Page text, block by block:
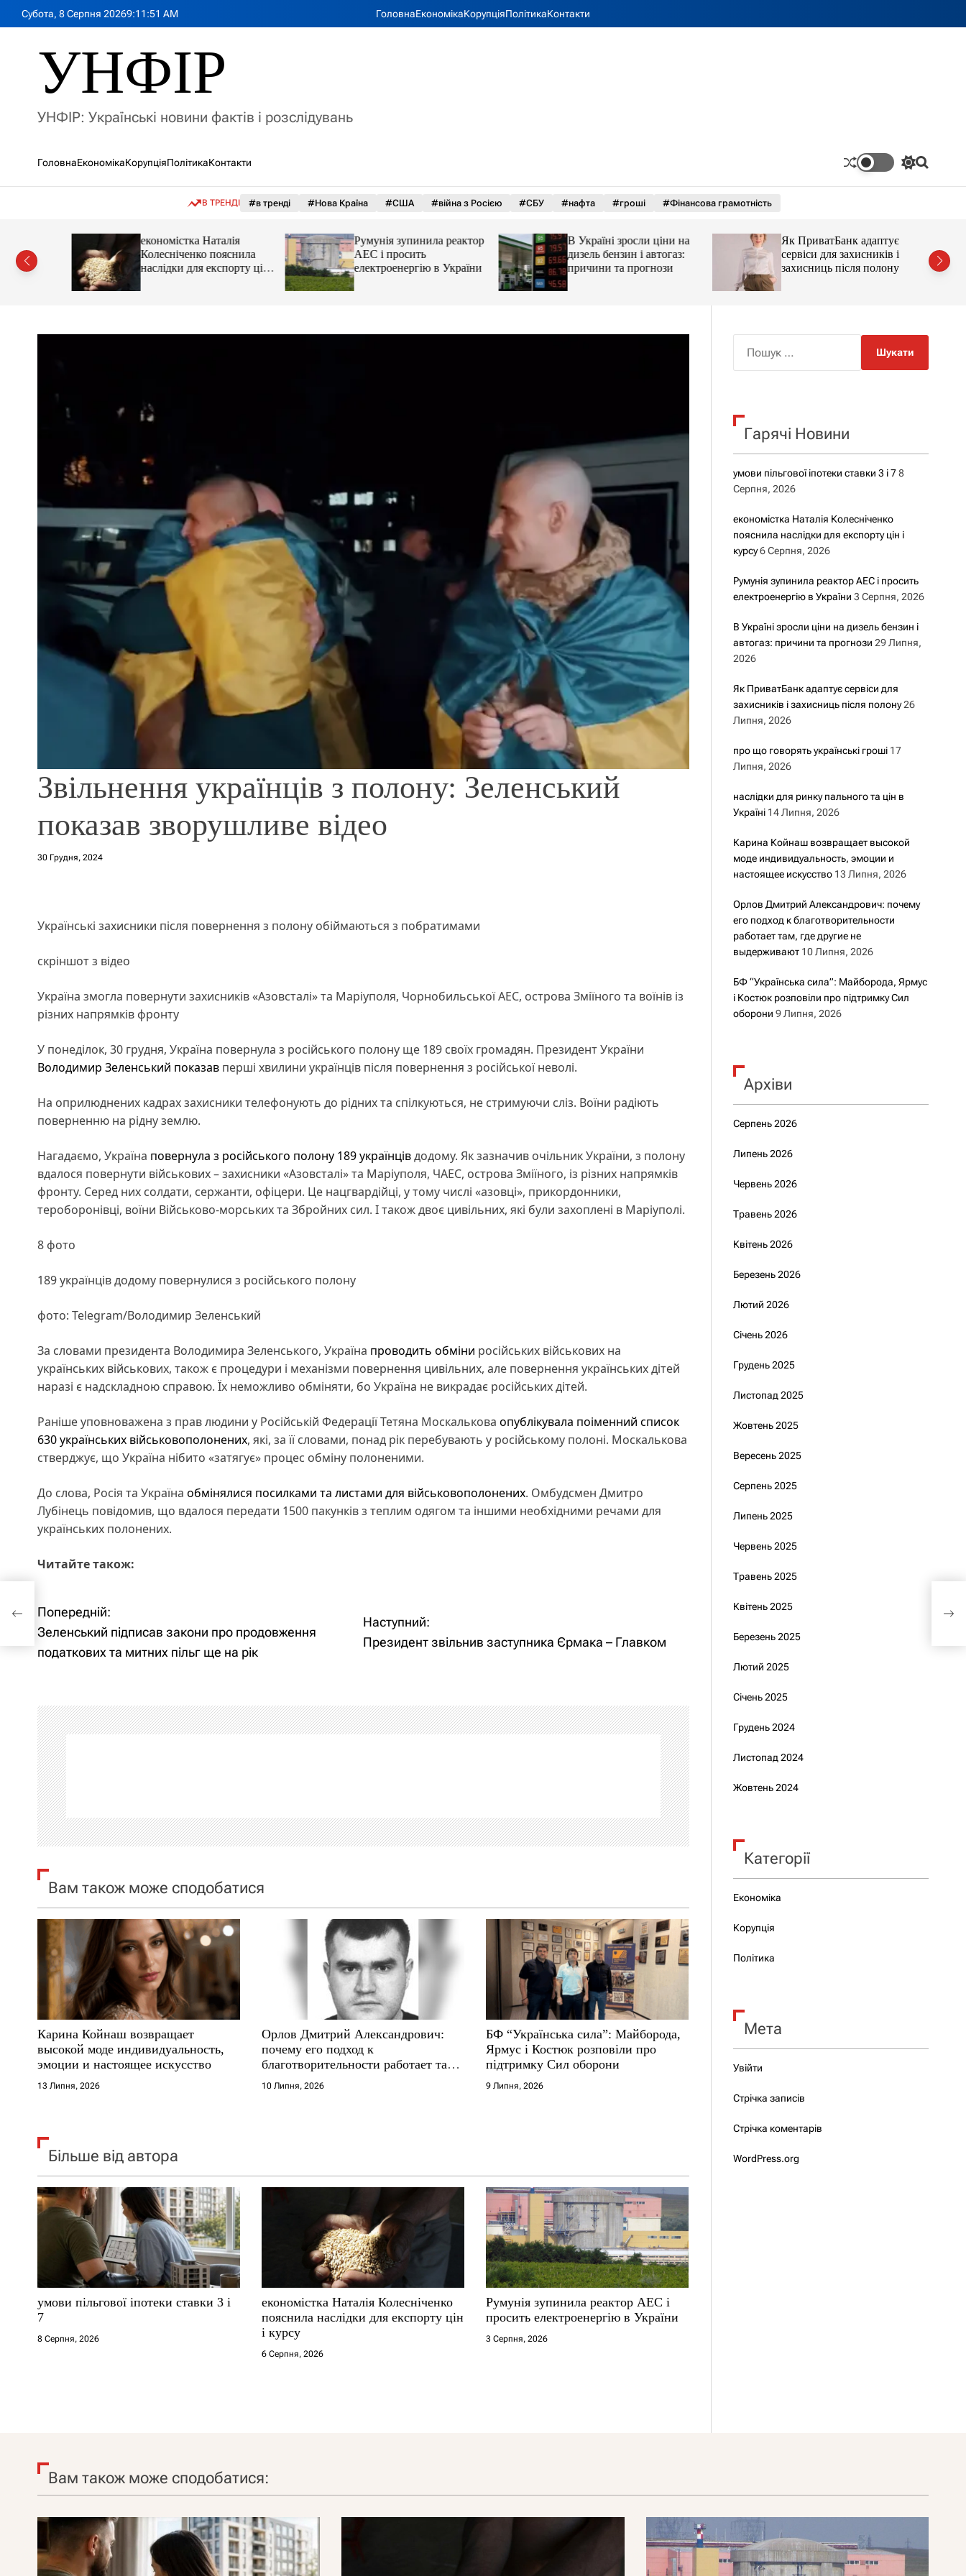
Субота, 8 Серпня 20269:11 :53 AM ГоловнаЕкономікаКорупціяПолітикаКонтакти
УНФІР
УНФІР: Українські новини фактів і розслідувань
ГоловнаЕкономікаКорупціяПолітикаКонтакти
П
к
а
ч
р
о
у
П
В ТРЕНДІ #в тренді #Нова Країна #США #війна з Росією #СБУ #нафта #гроші #Фінансова грамотність
економістка Наталія
Колесніченко пояснила
наслідки для експорту цін і
курсу
Румунія зупинила реактор
АЕС і просить
електроенергію в України
В Україні зросли ціни на
дизель бензин і автогаз:
причини та прогнози
Як ПриватБанк адаптує
сервіси для захисників і
захисниць після полону
Звільнення українців з полону: Зеленський
показав зворушливе відео
30 Грудня, 2024
Українські захисники після повернення з полону обіймаються з побратимами
скріншот з відео
Україна змогла повернути захисників «Азовсталі» та Маріуполя, Чорнобильської АЕС, острова Зміїного та воїнів із
різних напрямків фронту
У понеділок, 30 грудня, Україна повернула з російського полону ще 189 своїх громадян. Президент України
Володимир Зеленський показав перші хвилини українців після повернення з російської неволі.
На оприлюднених кадрах захисники телефонують до рідних та спілкуються, не стримуючи сліз. Воїни радіють
поверненню на рідну землю.
Нагадаємо, Україна повернула з російського полону 189 українцівдодому. Як зазначив очільник України, з полону
вдалося повернути військових – захисники «Азовсталі» та Маріуполя, ЧАЕС, острова Зміїного, із різних напрямків
фронту. Серед них солдати, сержанти, офіцери. Це нацгвардійці, у тому числі «азовці», прикордонники,
тероборонівці, воїни Військово-морських та Збройних сил. І також двоє цивільних, які були захоплені в Маріуполі.
8 фото
189 українців додому повернулися з російського полону
фото: Telegram/Володимир Зеленський
За словами президента Володимира Зеленського, Україна проводить обміни російських військових на
українських військових, також є процедури і механізми повернення цивільних, але повернення українських дітей
наразі є надскладною справою. Їх неможливо обміняти, бо Україна не викрадає російських дітей.
Раніше уповноважена з прав людини у Російській Федерації Тетяна Москалькова опублікувала поіменний список
630 українських військовополонених, які, за її словами, понад рік перебувають у російському полоні. Москалькова
стверджує, що Україна нібито «затягує» процес обміну полоненими.
До слова, Росія та Україна обмінялися посилками та листами для військовополонених. Омбудсмен Дмитро
Лубінець повідомив, що вдалося передати 1500 пакунків з теплим одягом та іншими необхідними речами для
українських полонених.
Читайте також:
Н
а
і
г
а
ц
і
я
а
п
и
с
і
в
Попередній:
Зеленський підписав закони про продовження
податкових та митних пільг ще на рік
Наступний:
Президент звільнив заступника Єрмака – Главком
Вам також може сподобатися
Карина Койнаш возвращает
высокой моде индивидуальность,
эмоции и настоящее искусство
13 Липня, 2026
Орлов Дмитрий Александрович:
почему его подход к
благотворительности работает там,
где другие не выдерживают
10 Липня, 2026
БФ “Українська сила”: Майборода,
Ярмус і Костюк розповіли про
підтримку Сил оборони
9 Липня, 2026
Більше від автора
умови пільгової іпотеки ставки 3 і
7
8 Серпня, 2026
економістка Наталія Колесніченко
пояснила наслідки для експорту цін
і курсу
6 Серпня, 2026
Румунія зупинила реактор АЕС і
просить електроенергію в України
3 Серпня, 2026
к
Гарячі Новини
умови пільгової іпотеки ставки 3 і 7 8
Серпня, 2026
економістка Наталія Колесніченко
пояснила наслідки для експорту цін і
курсу 6 Серпня, 2026
Румунія зупинила реактор АЕС і просить
електроенергію в України 3 Серпня, 2026
В Україні зросли ціни на дизель бензин і
автогаз: причини та прогнози 29 Липня,
2026
Як ПриватБанк адаптує сервіси для
захисників і захисниць після полону 26
Липня, 2026
про що говорять українські гроші 17
Липня, 2026
наслідки для ринку пального та цін в
Україні 14 Липня, 2026
Карина Койнаш возвращает высокой
моде индивидуальность, эмоции и
настоящее искусство 13 Липня, 2026
Орлов Дмитрий Александрович: почему
его подход к благотворительности
работает там, где другие не
выдерживают 10 Липня, 2026
БФ “Українська сила”: Майборода, Ярмус
і Костюк розповіли про підтримку Сил
оборони 9 Липня, 2026
Архіви
Серпень 2026
Липень 2026
Червень 2026
Травень 2026
Квітень 2026
Березень 2026
Лютий 2026
Січень 2026
Грудень 2025
Листопад 2025
Жовтень 2025
Вересень 2025
Серпень 2025
Липень 2025
Червень 2025
Травень 2025
Квітень 2025
Березень 2025
Лютий 2025
Січень 2025
Грудень 2024
Листопад 2024
Жовтень 2024
Категорії
Економіка
Корупція
Політика
Мета
Увійти
Стрічка записів
Стрічка коментарів
WordPress.org
Вам також може сподобатися: